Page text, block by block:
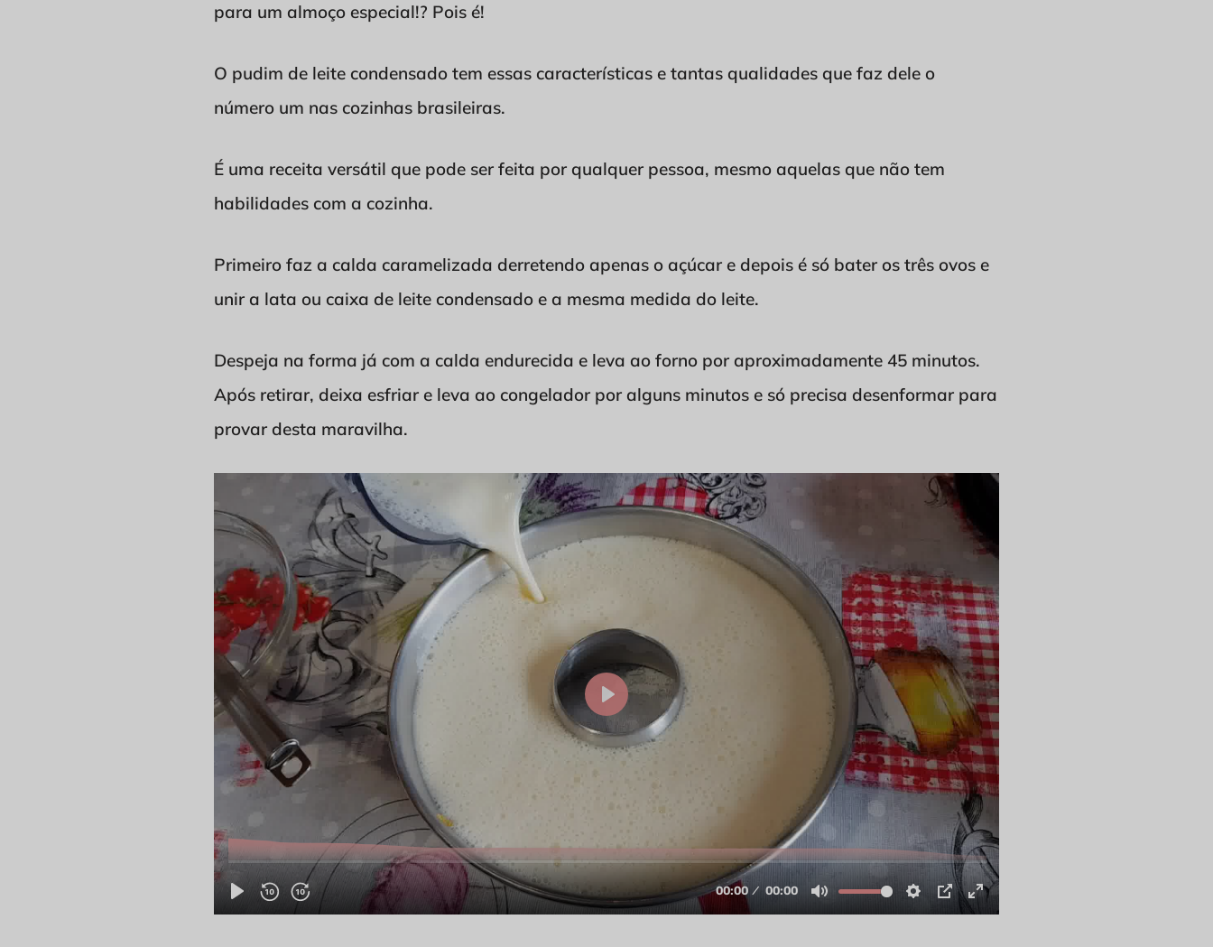
para um almoço especial!? Pois é!
O pudim de leite condensado tem essas características e tantas qualidades que faz dele o
número um nas cozinhas brasileiras.
É uma receita versátil que pode ser feita por qualquer pessoa, mesmo aquelas que não tem
habilidades com a cozinha.
Primeiro faz a calda caramelizada derretendo apenas o açúcar e depois é só bater os três ovos e
unir a lata ou caixa de leite condensado e a mesma medida do leite.
Despeja na forma já com a calda endurecida e leva ao forno por aproximadamente 45 minutos.
Após retirar, deixa esfriar e leva ao congelador por alguns minutos e só precisa desenformar para
provar desta maravilha.